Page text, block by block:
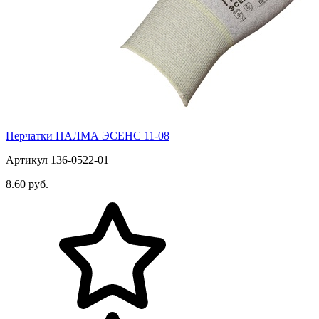
Перчатки ПАЛМА ЭСЕНС 11-08
Артикул 136-0522-01
8.60 руб.